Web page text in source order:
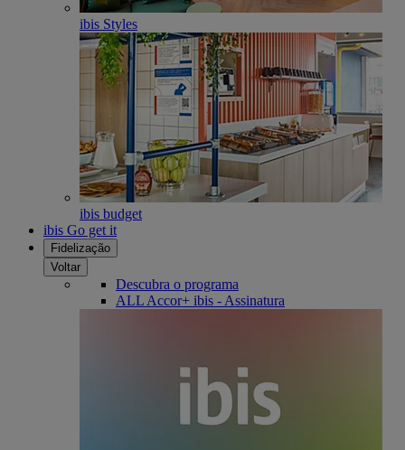
ibis Styles
ibis budget
ibis Go get it
Fidelização
Voltar
Descubra o programa
ALL Accor+ ibis - Assinatura